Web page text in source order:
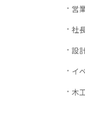
営
社
設
イ
木